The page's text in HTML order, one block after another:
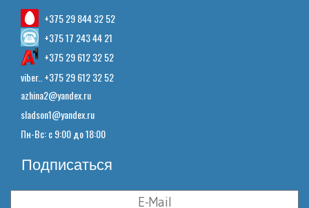
+375 29 844 32 52
+375 17 243 44 21
+375 29 612 32 52
viber.. +375 29 612 32 52
azhina2@yandex.ru
sladson1@yandex.ru
Пн-Вс: с 9:00 до 18:00
Подписаться